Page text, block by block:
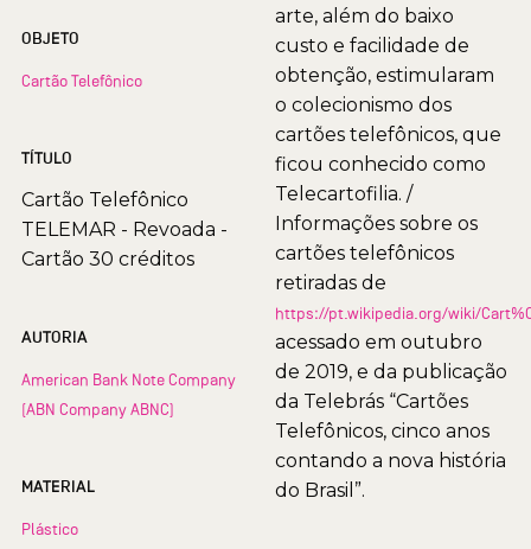
OBJETO
Cartão Telefônico
TÍTULO
Cartão Telefônico
TELEMAR - Revoada -
Cartão 30 créditos
AUTORIA
American Bank Note Company
(ABN Company ABNC)
MATERIAL
Plástico
arte, além do baixo
custo e facilidade de
obtenção, estimularam
o colecionismo dos
cartões telefônicos, que
ficou conhecido como
Telecartofilia. /
Informações sobre os
cartões telefônicos
retiradas de
https://pt.wikipedia.org/wiki/
acessado em outubro
de 2019, e da publicação
da Telebrás “Cartões
Telefônicos, cinco anos
contando a nova história
do Brasil”.